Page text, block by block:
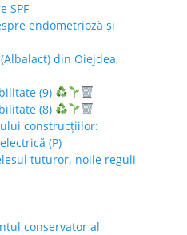
SPF
endometrioză și
din Oiejdea,
(9)
(8)
construcțiilor:
(P)
tuturor, noile reguli
conservator al